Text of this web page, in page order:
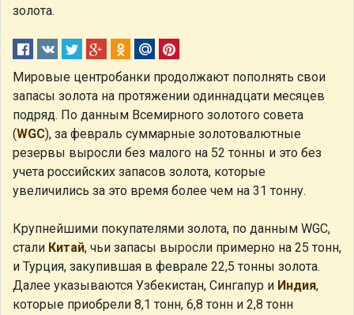
золота.
Мировые центробанки продолжают пополнять свои
запасы золота на протяжении одиннадцати месяцев
подряд. По данным Всемирного золотого совета
(WGC), за февраль суммарные золотовалютные
резервы выросли без малого на 52 тонны и это без
учета российских запасов золота, которые
увеличились за это время более чем на 31 тонну.
Крупнейшими покупателями золота, по данным WGC,
стали Китай, чьи запасы выросли примерно на 25 тонн,
и Турция, закупившая в феврале 22,5 тонны золота.
Далее указываются Узбекистан, Сингапур и Индия,
которые приобрели 8,1 тонн, 6,8 тонн и 2,8 тонн